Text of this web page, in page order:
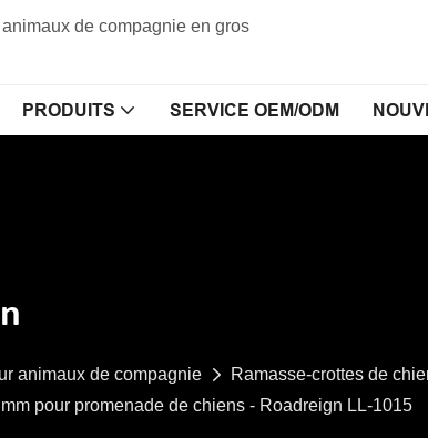
de compagnie en gros
PRODUITS SERVICE OEM/ODM
animaux de compagnie
Ramasse-crottes de
pour promenade de chiens - Roadreign LL-1015